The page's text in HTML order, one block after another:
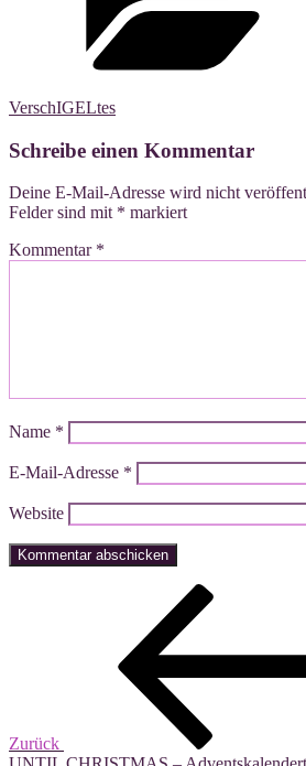
VerschIGELtes
Schreibe einen Kommentar
Deine E-Mail-Adresse wird nicht
Felder sind mit * markiert
Kommentar *
Name *
E-Mail-Adresse *
Website
Beitragsnavigation
Zurück